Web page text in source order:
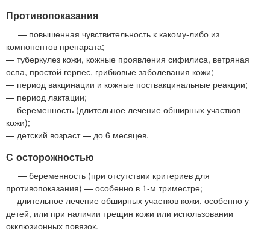
Противопоказания
— повышенная чувствительность к какому-либо из
компонентов препарата;
— туберкулез кожи, кожные проявления сифилиса, ветряная
оспа, простой герпес, грибковые заболевания кожи;
— период вакцинации и кожные поствакцинальные реакции;
— период лактации;
— беременность (длительное лечение обширных участков
кожи);
— детский возраст — до 6 месяцев.
С осторожностью
— беременность (при отсутствии критериев для
противопоказания) — особенно в 1-м триместре;
— длительное лечение обширных участков кожи, особенно у
детей, или при наличии трещин кожи или использовании
окклюзионных повязок.